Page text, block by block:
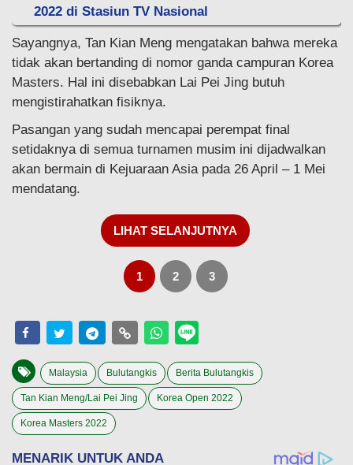
2022 di Stasiun TV Nasional
Sayangnya, Tan Kian Meng mengatakan bahwa mereka
tidak akan bertanding di nomor ganda campuran Korea
Masters. Hal ini disebabkan Lai Pei Jing butuh
mengistirahatkan fisiknya.
Pasangan yang sudah mencapai perempat final
setidaknya di semua turnamen musim ini dijadwalkan
akan bermain di Kejuaraan Asia pada 26 April – 1 Mei
mendatang.
LIHAT SELANJUTNYA
1 2 3
Malaysia Bulutangkis Berita Bulutangkis
Tan Kian Meng/Lai Pei Jing Korea Open 2022
Korea Masters 2022